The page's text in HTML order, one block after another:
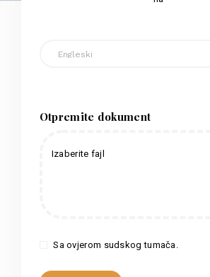
Otpremite dokument
Izaberite fajl
Sa ovjerom sudskog tumača.